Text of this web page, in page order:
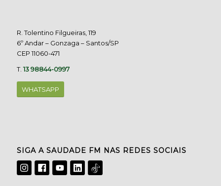
R. Tolentino Filgueiras, 119
6º Andar – Gonzaga – Santos/SP
CEP 11060-471
T.13 98844-0997
WHATSAPP
SIGA A SAUDADE FM NAS REDES SOCIAIS